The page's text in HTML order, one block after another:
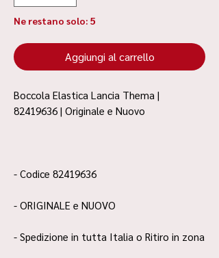
Ne restano solo: 5
Aggiungi al carrello
Boccola Elastica Lancia Thema |
82419636 | Originale e Nuovo
- Codice 82419636
- ORIGINALE e NUOVO
- Spedizione in tutta Italia o Ritiro in zona